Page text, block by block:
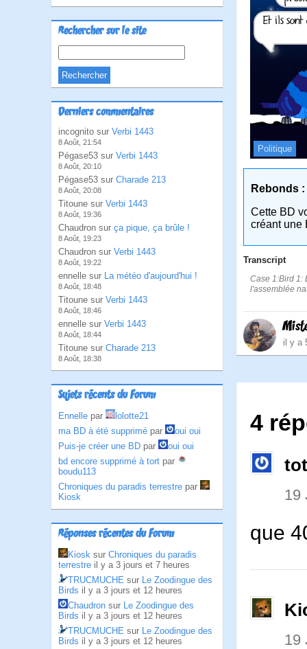
Rechercher sur le site
Derniers commentaires
incognito sur Verbi 1443
8 Août, 21:54
Pégase53 sur Verbi 1443
8 Août, 20:10
Pégase53 sur Charade 213
8 Août, 20:08
Titoune sur Verbi 1443
8 Août, 19:36
Chaudron sur ça pique, ça brûle !
8 Août, 19:23
Chaudron sur Verbi 1443
8 Août, 19:22
ennelle sur La météo d'aujourd'hui !
8 Août, 18:48
Titoune sur Verbi 1443
8 Août, 18:46
ennelle sur Verbi 1443
8 Août, 18:44
Titoune sur Charade 213
8 Août, 18:38
Sujets récents du Forum
Ennelle par
lolotte21
ma BD à été supprimé par
oui oui
Puis-je créer une BD par
oui oui
bd encore supprimé à tort par
boudu113
Chroniques du paradis terrestre par
Kiosk
Réponses récentes du Forum
Kiosk sur Chroniques du paradis
terrestre il y a 3 jours et 7 heures
TRUCMUCHE sur Le Zoodingue des
Birds il y a 3 jours et 12 heures
Chaudron sur Le Zoodingue des
Birds il y a 3 jours et 12 heures
TRUCMUCHE sur Le Zoodingue des
Birds il y a 3 jours et 12 heures
Politique
Rebonds :
Cette BD
créant une
Transcript
Case 1:Bird 1:
l'assemblée
il y a
4
19
que
19